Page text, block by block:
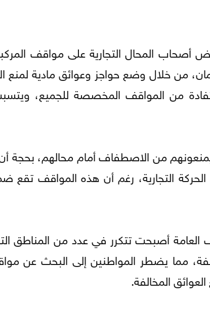
أصحاب المحال التجارية على مواقف
من خلال وضع حواجز وعوائق مادية لمنع
من المواقف المخصصة للجميع،
من الاصطفاف أمام محالهم، بحجة
التجارية، رغم أن هذه المواقف تقع
أصبحت تتكرر في عدد من المناطق
مما يضطر المواطنين إلى البحث عن
المخالفة.